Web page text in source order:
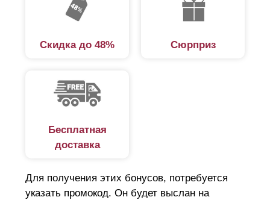
Скидка до 48% Сюрприз
Бесплатная
доставка
Для получения этих бонусов, потребуется
указать промокод. Он будет выслан на